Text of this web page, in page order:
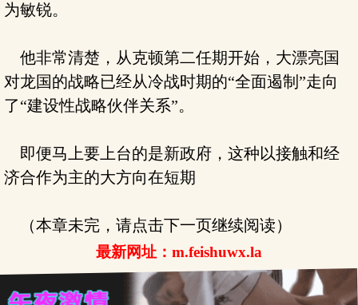
为敏锐。
他非常清楚，从克顿第二任期开始，大漂亮国
对龙国的战略已经从冷战时期的“全面遏制”走向
了“建设性战略伙伴关系”。
即便马上要上台的是新政府，这种以接触和经
济合作为主的大方向在短期
（本章未完，请点击下一页继续阅读）
最新网址：m.feishuwx.la